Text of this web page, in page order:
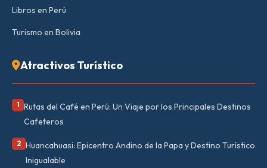
Libros en Perú
Turismo en Bolivia
Atractivos Turístico
1 Rutas del Café en Perú: Un Viaje por los Principales Destinos
Cafeteros
2 Huancahuasi: Epicentro Andino de la Papa y Destino Turístico
Inigualable